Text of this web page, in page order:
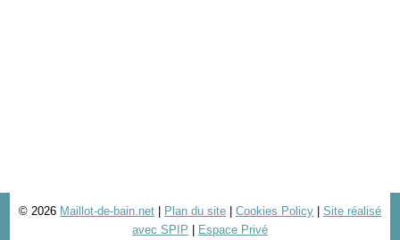
© 2026 Maillot-de-bain.net Plan du site Cookies Policy
Site réalisé
avec SPIP
Espace Privé